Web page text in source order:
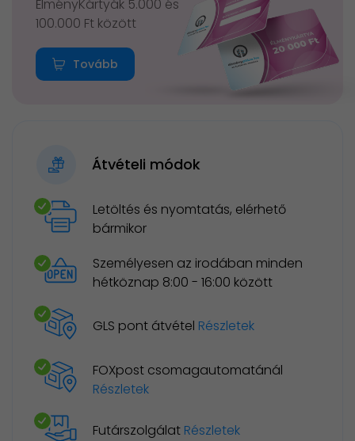
ÉlményKártyák 5.000 és
100.000 Ft között
Tovább
Átvételi módok
Letöltés és nyomtatás, elérhető
bármikor
Személyesen az irodában minden
hétköznap 8:00 - 16:00 között
GLS pont átvétel Részletek
FOXpost csomagautomatánál
Részletek
Futárszolgálat Részletek